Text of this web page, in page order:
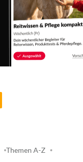
Themen A-Z